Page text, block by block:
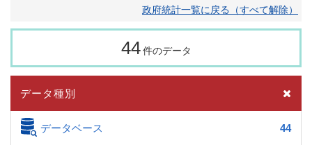
政府統計一覧に戻る（すべて解除）
44 件のデータ
データ種別
データベース 44